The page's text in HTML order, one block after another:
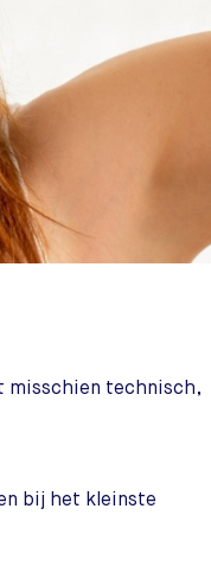
misschien technisch,
bij het kleinste